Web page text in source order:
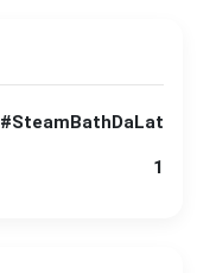
#SteamBathDaLat
1